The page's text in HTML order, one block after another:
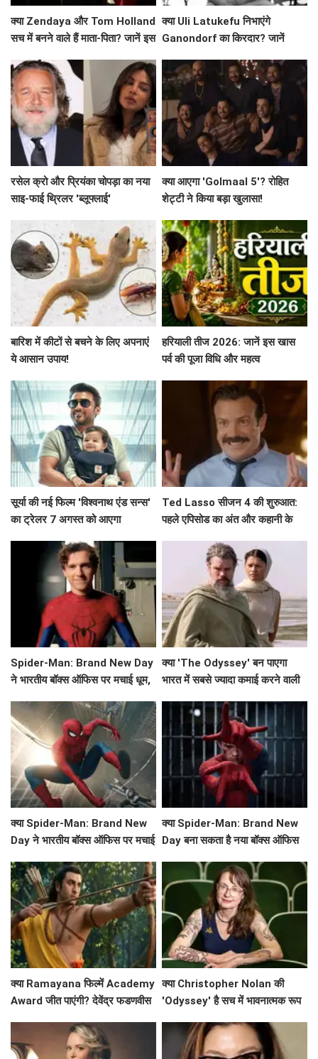
क्या Zendaya और Tom Holland
सच में बनने वाले हैं माता-पिता? जानें इस
क्या Uli Latukefu निभाएंगे
Ganondorf का किरदार? जानें
रसेल क्रो और प्रियंका चोपड़ा का नया
साइ-फाई थ्रिलर 'ब्लूफ्लाई'
क्या आएगा 'Golmaal 5'? रोहित
शेट्टी ने किया बड़ा खुलासा!
बारिश में कीटों से बचने के लिए अपनाएं
ये आसान उपाय!
हरियाली तीज 2026: जानें इस खास
पर्व की पूजा विधि और महत्व
सूर्या की नई फिल्म 'विश्वनाथ एंड सन्स'
का ट्रेलर 7 अगस्त को आएगा
Ted Lasso सीजन 4 की शुरुआत:
पहले एपिसोड का अंत और कहानी के
Spider-Man: Brand New Day
ने भारतीय बॉक्स ऑफिस पर मचाई धूम,
क्या 'The Odyssey' बन पाएगा
भारत में सबसे ज्यादा कमाई करने वाली
क्या Spider-Man: Brand New
Day ने भारतीय बॉक्स ऑफिस पर मचाई
क्या Spider-Man: Brand New
Day बना सकता है नया बॉक्स ऑफिस
क्या Ramayana फिल्में Academy
Award जीत पाएंगी? देवेंद्र फडणवीस
क्या Christopher Nolan की
'Odyssey' है सच में भावनात्मक रूप
समीक्षा